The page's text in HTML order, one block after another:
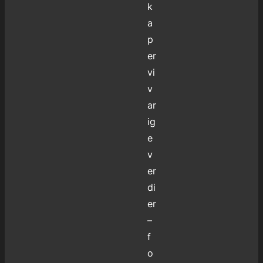
k
a
p
er
vi
v
ar
ig
e
v
er
di
er
–
f
o